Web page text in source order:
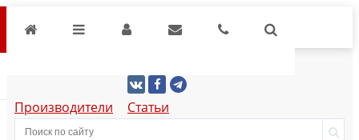
Производители Статьи